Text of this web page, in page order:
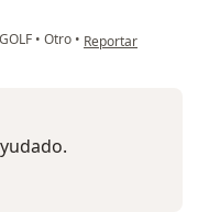
• Otro • en opinión del
Reportar